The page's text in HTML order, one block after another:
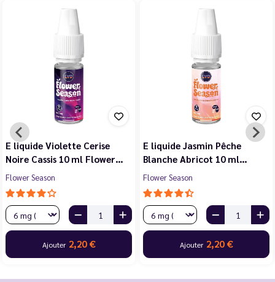
E liquide Violette Cerise
Noire Cassis 10 ml Flower…
Flower Season
Ajouter 2,20 €
E liquide Jasmin Pêche
Blanche Abricot 10 ml…
Flower Season
Ajouter 2,20 €